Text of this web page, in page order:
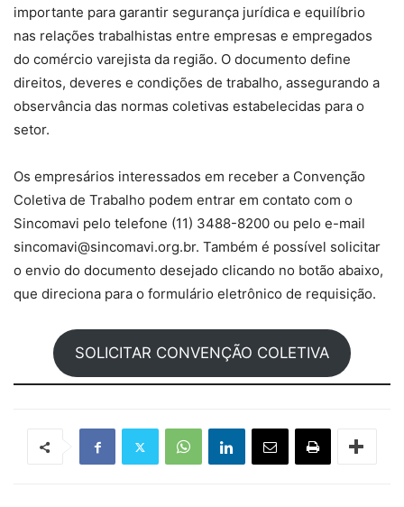
importante para garantir segurança jurídica e equilíbrio
nas relações trabalhistas entre empresas e empregados
do comércio varejista da região. O documento define
direitos, deveres e condições de trabalho, assegurando a
observância das normas coletivas estabelecidas para o
setor.
Os empresários interessados em receber a Convenção
Coletiva de Trabalho podem entrar em contato com o
Sincomavi pelo telefone (11) 3488-8200 ou pelo e-mail
sincomavi@sincomavi.org.br. Também é possível solicitar
o envio do documento desejado clicando no botão abaixo,
que direciona para o formulário eletrônico de requisição.
SOLICITAR CONVENÇÃO COLETIVA